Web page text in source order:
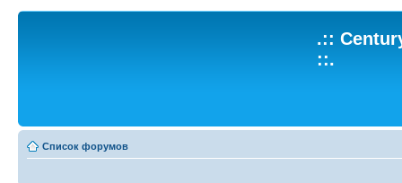
.::
::.
Список форумов